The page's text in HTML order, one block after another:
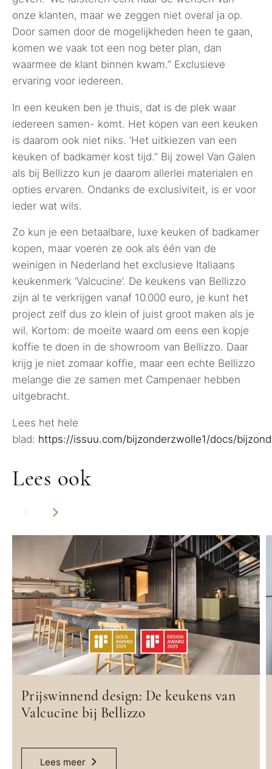
onze klanten, maar we zeggen niet overal ja op.
Door samen door de mogelijkheden heen te gaan,
komen we vaak tot een nog beter plan, dan
waarmee de klant binnen kwam.” Exclusieve
ervaring voor iedereen.
In een keuken ben je thuis, dat is de plek waar
iedereen samen- komt. Het kopen van een keuken
is daarom ook niet niks. ‘Het uitkiezen van een
keuken of badkamer kost tijd.” Bij zowel Van Galen
als bij Bellizzo kun je daarom allerlei materialen en
opties ervaren. Ondanks de exclusiviteit, is er voor
ieder wat wils.
Zo kun je een betaalbare, luxe keuken of badkamer
kopen, maar voeren ze ook als één van de
weinigen in Nederland het exclusieve Italiaans
keukenmerk ‘Valcucine’. De keukens van Bellizzo
zijn al te verkrijgen vanaf 10.000 euro, je kunt het
project zelf dus zo klein of juist groot maken als je
wil. Kortom: de moeite waard om eens een kopje
koffie te doen in de showroom van Bellizzo. Daar
krijg je niet zomaar koffie, maar een echte Bellizzo
melange die ze samen met Campenaer hebben
uitgebracht.
Lees het hele
blad: https://issuu.com/bijzonderzwolle1/docs/
Lees ook
Prijswinnend design: De keukens van
Valcucine bij Bellizzo
Lees meer